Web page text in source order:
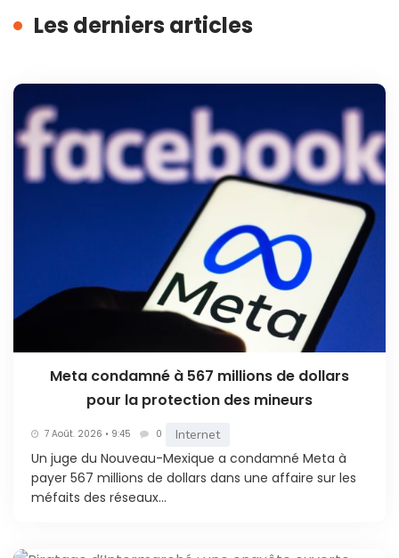
Les derniers articles
Meta condamné à 567 millions de dollars
pour la protection des mineurs
7 Août. 2026 • 9:45 0 Internet
Un juge du Nouveau-Mexique a condamné Meta à
payer 567 millions de dollars dans une affaire sur les
méfaits des réseaux...